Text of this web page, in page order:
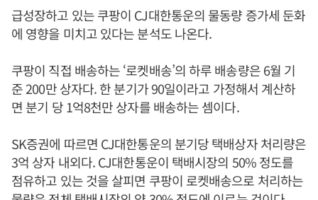
급성장하고 있는 쿠팡이 CJ대한통운의 물동량 증가세 둔화
에 영향을 미치고 있다는 분석도 나온다.
쿠팡이 직접 배송하는 ‘로켓배송’의 하루 배송량은 6월 기
준 200만 상자다. 한 분기가 90일이라고 가정해서 계산하
면 분기 당 1억8천만 상자를 배송하는 셈이다.
SK증권에 따르면 CJ대한통운의 분기당 택배상자 처리량은
3억 상자 내외다. CJ대한통운이 택배시장의 50% 정도를
점유하고 있는 것을 살피면 쿠팡이 로켓배송으로 처리하는